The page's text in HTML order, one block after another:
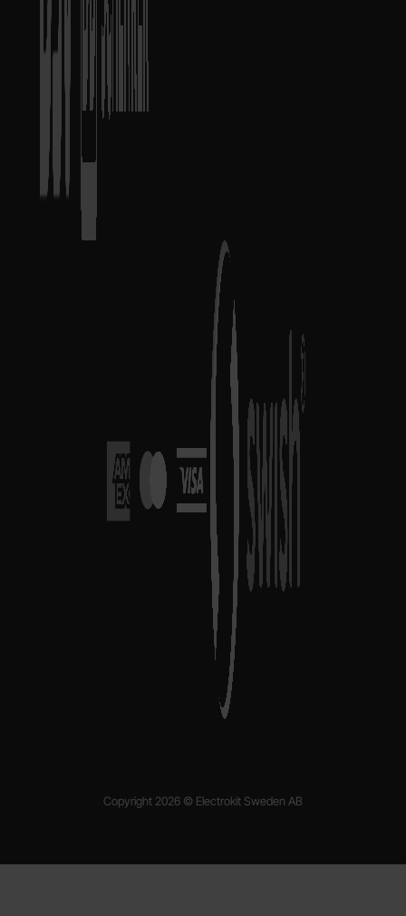
Copyright 2026 © Electrokit Sweden AB